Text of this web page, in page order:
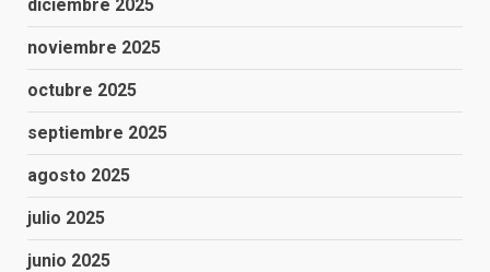
diciembre 2025
noviembre 2025
octubre 2025
septiembre 2025
agosto 2025
julio 2025
junio 2025